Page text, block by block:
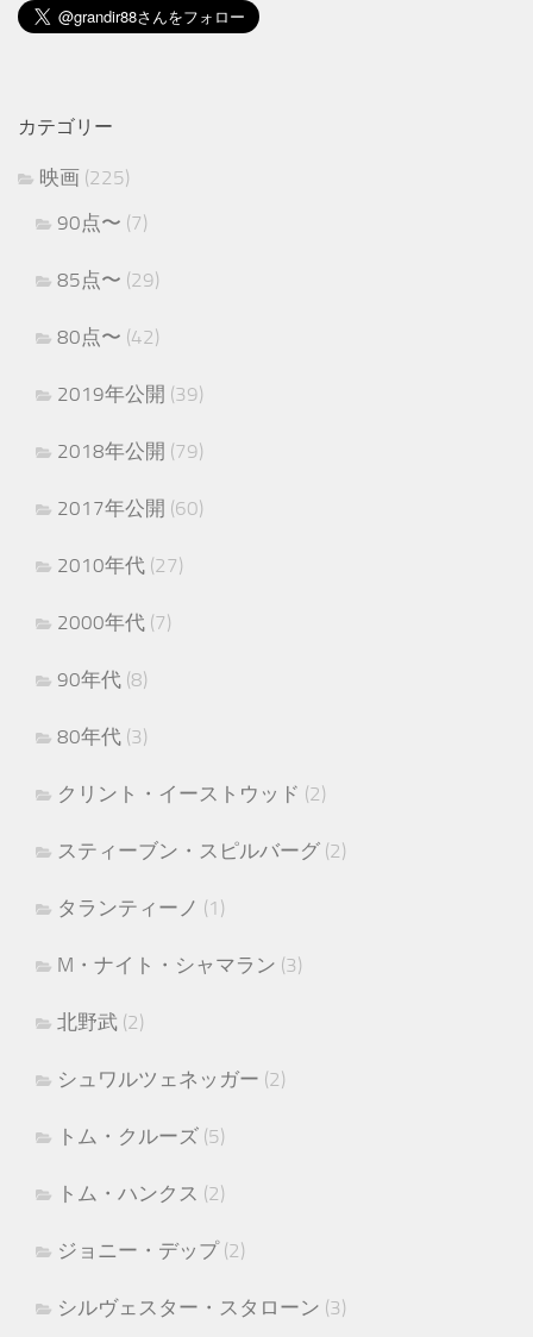
カテゴリー
映画 (225)
90点〜 (7)
85点〜 (29)
80点〜 (42)
2019年公開 (39)
2018年公開 (79)
2017年公開 (60)
2010年代 (27)
2000年代 (7)
90年代 (8)
80年代 (3)
クリント・イーストウッド (2)
スティーブン・スピルバーグ (2)
タランティーノ (1)
M・ナイト・シャマラン (3)
北野武 (2)
シュワルツェネッガー (2)
トム・クルーズ (5)
トム・ハンクス (2)
ジョニー・デップ(2)
シルヴェスター・スタローン (3)